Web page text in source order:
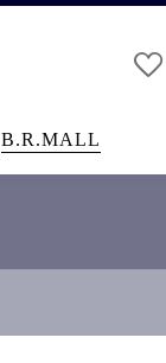
B.R.MALL